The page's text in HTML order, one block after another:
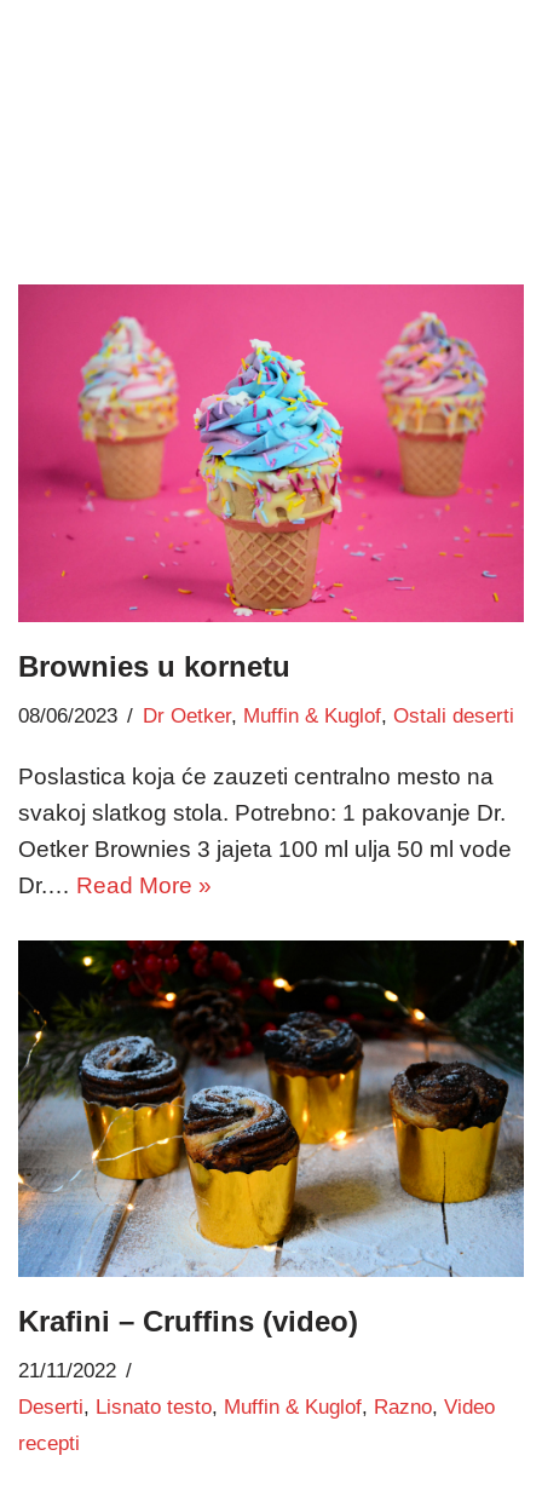
Brownies u kornetu
08/06/2023 Dr Oetker, Muffin & Kuglof, Ostali deserti
Poslastica koja će zauzeti centralno mesto na
svakoj slatkog stola. Potrebno: 1 pakovanje Dr.
Oetker Brownies 3 jajeta 100 ml ulja 50 ml vode
Dr.… Read More »
Krafini – Cruffins (video)
21/11/2022
Deserti, Lisnato testo, Muffin & Kuglof, Razno, Video
recepti